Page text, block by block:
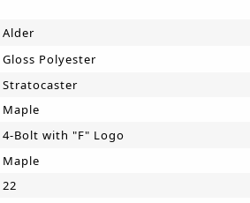
Alder
Gloss Polyester
Stratocaster
Maple
4-Bolt with "F" Logo
Maple
22